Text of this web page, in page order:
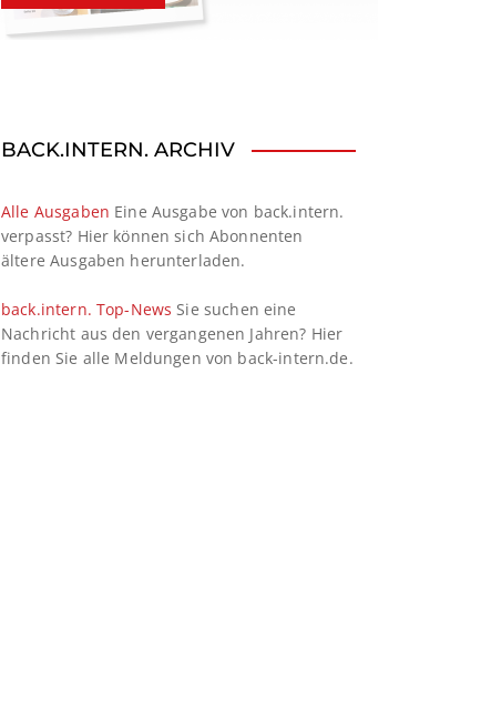
BACK.INTERN. ARCHIV
Alle Ausgaben Eine Ausgabe von back.intern.
verpasst? Hier können sich Abonnenten
ältere Ausgaben herunterladen.
back.intern. Top-News Sie suchen eine
Nachricht aus den vergangenen Jahren? Hier
finden Sie alle Meldungen von back-intern.de.